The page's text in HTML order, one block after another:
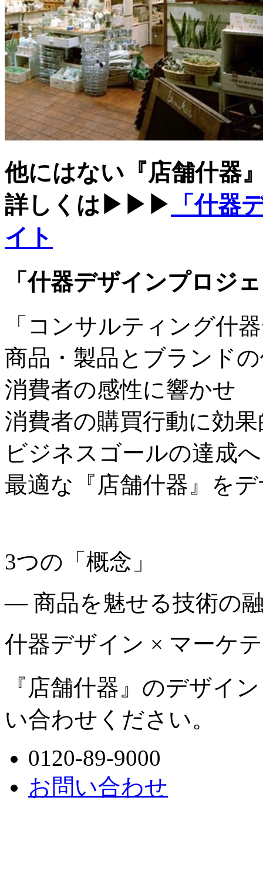
他にはない『店舗什器
詳しくは▶▶▶
「什器
イト
「什器デザインプロジ
「コンサルティング什
商品・製品とブランド
消費者の感性に響かせ
消費者の購買行動に効
ビジネスゴールの達成
最適な『店舗什器』を
3つの「概念」
— 商品を魅せる技術の
什器デザイン × マーケ
『店舗什器』のデザイ
い合わせください。
0120-89-9000
お問い合わせ